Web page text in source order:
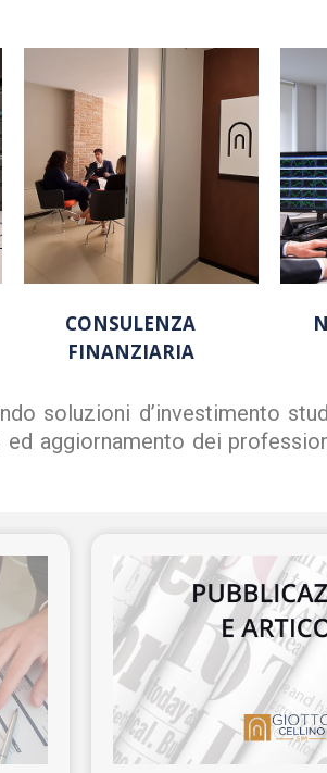
CONSULENZA
FINANZIARIA
soluzioni d’investimento
aggiornamento dei